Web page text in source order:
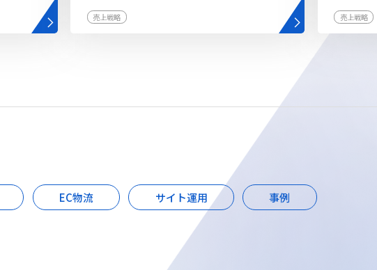
売上戦略 売上戦略
EC物流 サイト運用 事例